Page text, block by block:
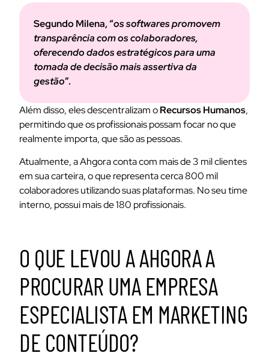
Segundo Milena, “os softwares promovem
transparência com os colaboradores,
oferecendo dados estratégicos para uma
tomada de decisão mais assertiva da
gestão”.
Além disso, eles descentralizam oRecursos Humanos,
permitindo que os profissionais possam focar no que
realmente importa, que são as pessoas.
Atualmente, a Ahgora conta com mais de 3 mil clientes
em sua carteira, o que representa cerca 800 mil
colaboradores utilizando suas plataformas. No seu time
interno, possui mais de 180 profissionais.
O QUE LEVOU A AHGORA A
PROCURAR UMA EMPRESA
ESPECIALISTA EM MARKETING
DE CONTEÚDO?